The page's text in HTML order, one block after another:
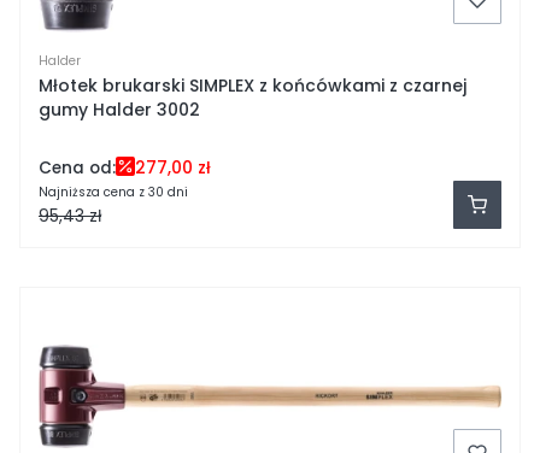
Halder
Młotek brukarski SIMPLEX z końcówkami z czarnej
gumy Halder 3002
Cena od: 277,00 zł
Najniższa cena z 30 dni
95,43 zł